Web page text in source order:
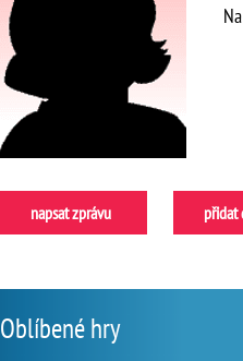
napsat zprávu přidat
Oblíbené hry